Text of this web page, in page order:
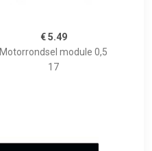
€ 5.49
Motorrondsel module 0,5
17